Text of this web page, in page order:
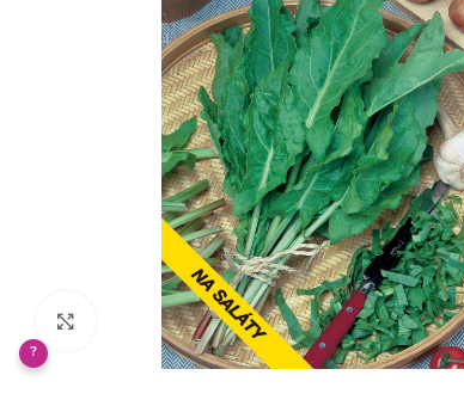
Klikněte pro zvětšení
?